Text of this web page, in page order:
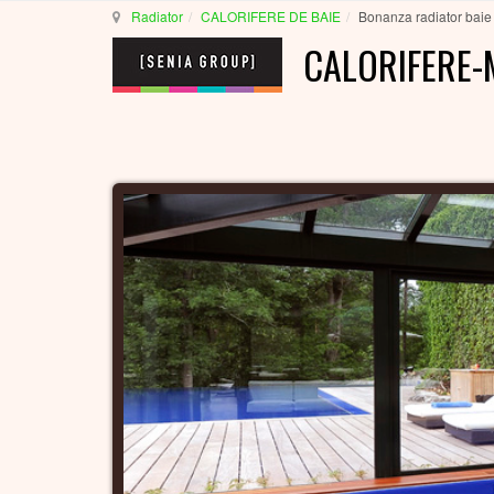
Radiator CALORIFERE DE BAIE Bonanza radiator baie